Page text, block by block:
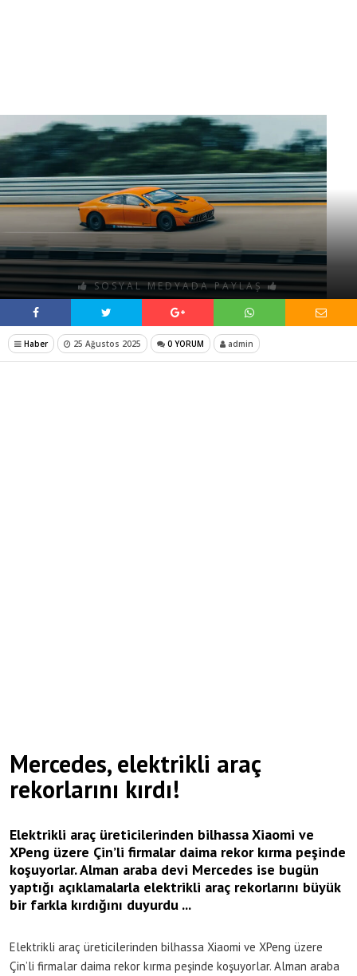
SOSYAL MEDYADA PAYLAŞ
Haber 25 Ağustos 2025 0 YORUM admin
Mercedes, elektrikli araç
rekorlarını kırdı!
Elektrikli araç üreticilerinden bilhassa Xiaomi ve
XPeng üzere Çin’li firmalar daima rekor kırma peşinde
koşuyorlar. Alman araba devi Mercedes ise bugün
yaptığı açıklamalarla elektrikli araç rekorlarını büyük
bir farkla kırdığını duyurdu ...
Elektrikli araç üreticilerinden bilhassa Xiaomi ve XPeng üzere
Çin’li firmalar daima rekor kırma peşinde koşuyorlar. Alman araba